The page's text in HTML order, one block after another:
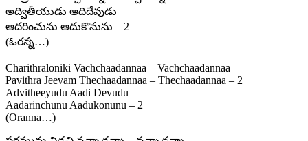
అద్వితీయుడు ఆదిదేవుడు
ఆదరించును ఆదుకొనును – 2
(ఓరన్న…)
Charithraloniki Vachchaadannaa – Vachchaadannaa
Pavithra Jeevam Thechaadannaa – Thechaadannaa – 2
Advitheeyudu Aadi Devudu
Aadarinchunu Aadukonunu – 2
(Oranna…)